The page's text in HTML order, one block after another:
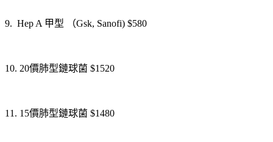
9. Hep A 甲型 （Gsk, Sanofi) $580
10. 20價肺型鏈球菌 $1520
11. 15價肺型鏈球菌 $1480